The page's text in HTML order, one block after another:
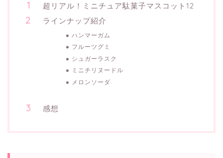
超リアル！ミニチュア駄菓子マスコット12
ラインナップ紹介
ハンマーガム
フルーツグミ
シュガーラスク
ミニチリヌードル
メロンソーダ
感想